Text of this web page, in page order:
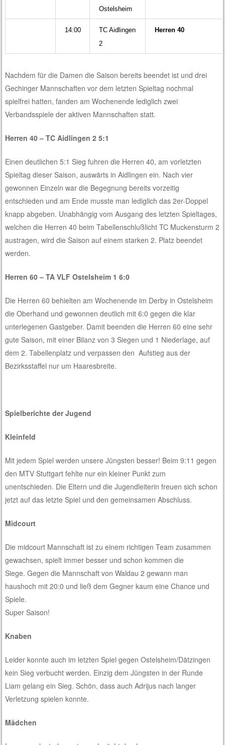
Ostelsheim
14:00
TC Aidlingen
2
Herren 40
Nachdem für die Damen die Saison bereits beendet ist und drei
Gechinger Mannschaften vor dem letzten Spieltag nochmal
spielfrei hatten, fanden am Wochenende lediglich zwei
Verbandsspiele der aktiven Mannschaften statt.
Herren 40 – TC Aidlingen 2 5:1
Einen deutlichen 5:1 Sieg fuhren die Herren 40, am vorletzten
Spieltag dieser Saison, auswärts in Aidlingen ein. Nach vier
gewonnen Einzeln war die Begegnung bereits vorzeitig
entschieden und am Ende musste man lediglich das 2er-Doppel
knapp abgeben. Unabhängig vom Ausgang des letzten Spieltages,
welchen die Herren 40 beim Tabellenschlußlicht TC Muckensturm 2
austragen, wird die Saison auf einem starken 2. Platz beendet
werden.
Herren 60 – TA VLF Ostelsheim 1 6:0
Die Herren 60 behielten am Wochenende im Derby in Ostelsheim
die Oberhand und gewonnen deutlich mit 6:0 gegen die klar
unterlegenen Gastgeber. Damit beenden die Herren 60 eine sehr
gute Saison, mit einer Bilanz von 3 Siegen und 1 Niederlage, auf
dem 2. Tabellenplatz und verpassen den Aufstieg aus der
Bezirksstaffel nur um Haaresbreite.
Spielberichte der Jugend
Kleinfeld
Mit jedem Spiel werden unsere Jüngsten besser! Beim 9:11 gegen
den MTV Stuttgart fehlte nur ein kleiner Punkt zum
unentschieden. Die Eltern und die Jugendleiterin freuen sich schon
jetzt auf das letzte Spiel und den gemeinsamen Abschluss.
Midcourt
Die midcourt Mannschaft ist zu einem richtigen Team zusammen
gewachsen, spielt immer besser und schon kommen die
Siege. Gegen die Mannschaft von Waldau 2 gewann man
haushoch mit 20:0 und ließ dem Gegner kaum eine Chance und
Spiele.
Super Saison!
Knaben
Leider konnte auch im letzten Spiel gegen Ostelsheim/Dätzingen
kein Sieg verbucht werden. Einzig dem Jüngsten in der Runde
Liam gelang ein Sieg. Schön, dass auch Adrijus nach langer
Verletzung spielen konnte.
Mädchen